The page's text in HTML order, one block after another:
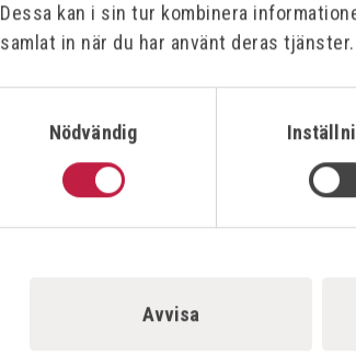
Dessa kan i sin tur kombinera
samlat in när du har använt deras tjänster.
Nödvändig
Avvisa